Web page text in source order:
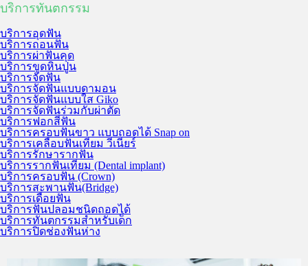
บริการทันตกรรม
บริการอุดฟัน
บริการถอนฟัน
บริการผ่าฟันคุด
บริการขูดหินปูน
บริการจัดฟัน
บริการจัดฟันแบบดามอน
บริการจัดฟันแบบใส Giko
บริการจัดฟันร่วมกับผ่าตัด
บริการฟอกสีฟัน
บริการครอบฟันขาว แบบถอดได้ Snap on
บริการเคลือบฟันเทียม วีเนียร์
บริการรักษารากฟัน
บริการรากฟันเทียม (Dental implant)
บริการครอบฟัน (Crown)
บริการสะพานฟัน(Bridge)
บริการเดือยฟัน
บริการฟันปลอมชนิดถอดได้
บริการทันตกรรมสำหรับเด็ก
บริการปิดช่องฟันห่าง